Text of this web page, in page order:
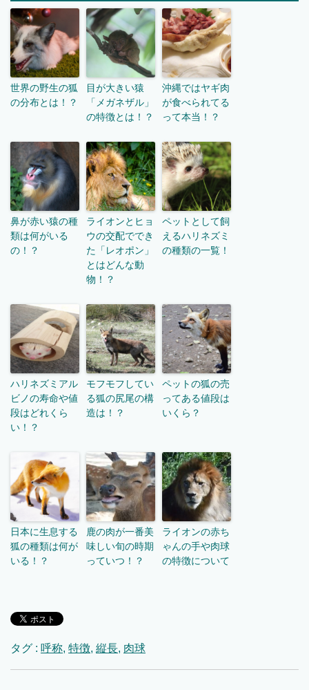
世界の野生の狐
の分布とは！？
目が大きい猿
「メガネザル」
の特徴とは！？
沖縄ではヤギ肉
が食べられてる
って本当！？
鼻が赤い猿の種
類は何がいる
の！？
ライオンとヒョ
ウの交配ででき
た「レオポン」
とはどんな動
物！？
ペットとして飼
えるハリネズミ
の種類の一覧！
ハリネズミアル
ビノの寿命や値
段はどれくら
い！？
モフモフしてい
る狐の尻尾の構
造は！？
ペットの狐の売
ってある値段は
いくら？
日本に生息する
狐の種類は何が
いる！？
鹿の肉が一番美
味しい旬の時期
っていつ！？
ライオンの赤ち
ゃんの手や肉球
の特徴について
タグ : 呼称, 特徴, 縦長, 肉球